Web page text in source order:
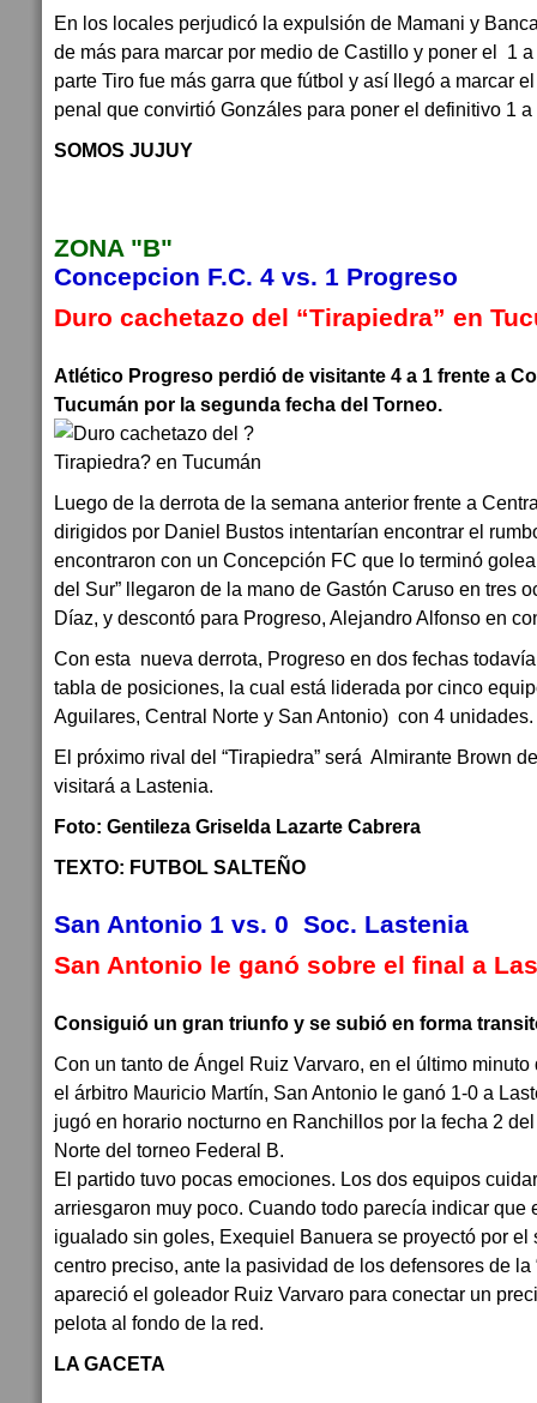
En los locales perjudicó la expulsión de Mamani y
de más para marcar por medio de Castillo y poner el 1
parte Tiro fue más garra que fútbol y así llegó a marcar
penal que convirtió Gonzáles para poner el definitivo 1 a
SOMOS JUJUY
ZONA "B"
Concepcion F.C. 4 vs. 1 Progreso
Duro cachetazo del “Tirapiedra” en
Atlético Progreso perdió de visitante 4 a 1 frente a
Tucumán por la segunda fecha del Torneo.
Luego de la derrota de la semana anterior frente a
dirigidos por Daniel Bustos intentarían encontrar el
encontraron con un Concepción FC que lo terminó
del Sur” llegaron de la mano de Gastón Caruso en tres
Díaz, y descontó para Progreso, Alejandro Alfonso en
Con esta nueva derrota, Progreso en dos fechas
tabla de posiciones, la cual está liderada por cinco
Aguilares, Central Norte y San Antonio) con 4 unidades.
El próximo rival del “Tirapiedra” será Almirante Brown
visitará a Lastenia.
Foto: Gentileza Griselda Lazarte Cabrera
TEXTO: FUTBOL SALTEÑO
San Antonio 1 vs. 0 Soc. Lastenia
San Antonio le ganó sobre el final a
Consiguió un gran triunfo y se subió en forma
Con un tanto de Ángel Ruiz Varvaro, en el último
el árbitro Mauricio Martín, San Antonio le ganó 1-0 a
jugó en horario nocturno en Ranchillos por la fecha 2
Norte del torneo Federal B.
El partido tuvo pocas emociones. Los dos equipos
arriesgaron muy poco. Cuando todo parecía indicar que
igualado sin goles, Exequiel Banuera se proyectó por el
centro preciso, ante la pasividad de los defensores de la
apareció el goleador Ruiz Varvaro para conectar un
pelota al fondo de la red.
LA GACETA